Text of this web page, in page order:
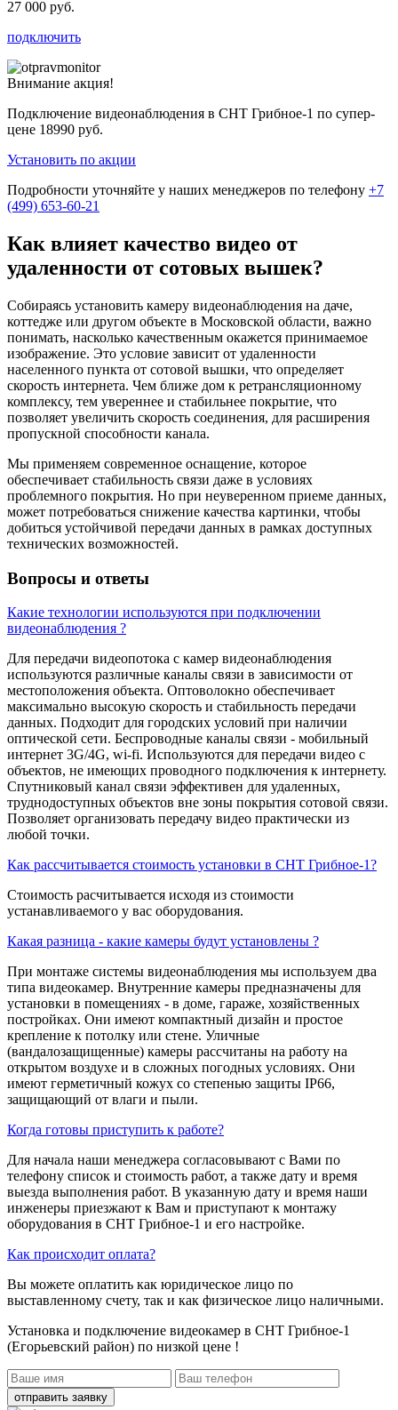
27 000 руб.
подключить
Внимание акция!
Подключение видеонаблюдения в СНТ Грибное-1 по супер-
цене 18990 руб.
Установить по акции
Подробности уточняйте у наших менеджеров по телефону +7
(499) 653-60-21
Как влияет качество видео от
удаленности от сотовых вышек?
Собираясь установить камеру видеонаблюдения на даче,
коттедже или другом объекте в Московской области, важно
понимать, насколько качественным окажется принимаемое
изображение. Это условие зависит от удаленности
населенного пункта от сотовой вышки, что определяет
скорость интернета. Чем ближе дом к ретрансляционному
комплексу, тем увереннее и стабильнее покрытие, что
позволяет увеличить скорость соединения, для расширения
пропускной способности канала.
Мы применяем современное оснащение, которое
обеспечивает стабильность связи даже в условиях
проблемного покрытия. Но при неуверенном приеме данных,
может потребоваться снижение качества картинки, чтобы
добиться устойчивой передачи данных в рамках доступных
технических возможностей.
Вопросы и ответы
Какие технологии используются при подключении
видеонаблюдения ?
Для передачи видеопотока с камер видеонаблюдения
используются различные каналы связи в зависимости от
местоположения объекта. Оптоволокно обеспечивает
максимально высокую скорость и стабильность передачи
данных. Подходит для городских условий при наличии
оптической сети. Беспроводные каналы связи - мобильный
интернет 3G/4G, wi-fi. Используются для передачи видео с
объектов, не имеющих проводного подключения к интернету.
Спутниковый канал связи эффективен для удаленных,
труднодоступных объектов вне зоны покрытия сотовой связи.
Позволяет организовать передачу видео практически из
любой точки.
Как рассчитывается стоимость установки в СНТ Грибное-1?
Стоимость расчитывается исходя из стоимости
устанавливаемого у вас оборудования.
Какая разница - какие камеры будут установлены ?
При монтаже системы видеонаблюдения мы используем два
типа видеокамер. Внутренние камеры предназначены для
установки в помещениях - в доме, гараже, хозяйственных
постройках. Они имеют компактный дизайн и простое
крепление к потолку или стене. Уличные
(вандалозащищенные) камеры рассчитаны на работу на
открытом воздухе и в сложных погодных условиях. Они
имеют герметичный кожух со степенью защиты IP66,
защищающий от влаги и пыли.
Когда готовы приступить к работе?
Для начала наши менеджера согласовывают с Вами по
телефону список и стоимость работ, а также дату и время
выезда выполнения работ. В указанную дату и время наши
инженеры приезжают к Вам и приступают к монтажу
оборудования в СНТ Грибное-1 и его настройке.
Как происходит оплата?
Вы можете оплатить как юридическое лицо по
выставленному счету, так и как физическое лицо наличными.
Установка и подключение видеокамер в СНТ Грибное-1
(Егорьевский район) по низкой цене !
отправить заявку